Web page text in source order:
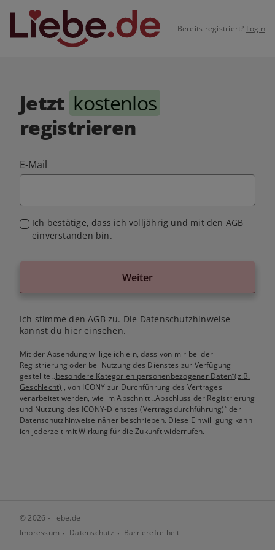
Bereits registriert? Login
Jetzt kostenlos
registrieren
E-Mail
Ich bestätige, dass ich volljährig und mit den AGB
einverstanden bin.
Weiter
Ich stimme denAGB zu. Die Datenschutzhinweise
kannst du hiereinsehen.
Mit der Absendung willige ich ein, dass von mir bei der
Registrierung oder bei Nutzung des Dienstes zur Verfügung
gestellte„besondere Kategorien personenbezogener Daten“(z.B.
Geschlecht) , von ICONY zur Durchführung des Vertrages
verarbeitet werden, wie im Abschnitt „Abschluss der Registrierung
und Nutzung des ICONY-Dienstes (Vertragsdurchführung)“ der
Datenschutzhinweise näher beschrieben. Diese Einwilligung kann
ich jederzeit mit Wirkung für die Zukunft widerrufen.
© 2026 - liebe.de
Impressum
Datenschutz Barrierefreiheit